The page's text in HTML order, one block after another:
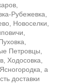
Рубежевка,
Новоселки,
Петровцы,
Ходосовка,
а
доставки